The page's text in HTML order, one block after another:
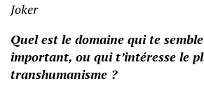
Joker
Quel est le domaine qui te
important, ou qui t’intéresse le
transhumanisme ?